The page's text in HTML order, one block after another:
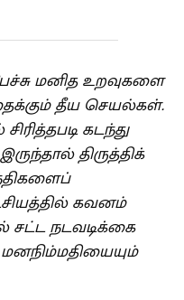
மனித உறவுகளை
தீய செயல்கள்.
கடந்து
திருத்திக்
கவனம்
சட்ட நடவடிக்கை